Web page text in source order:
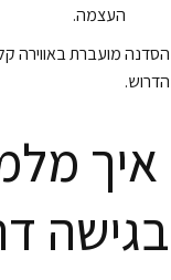
העצמה.
הדרוש.
איך
בגישה